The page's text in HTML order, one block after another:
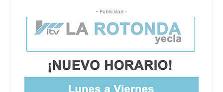
- Publicidad -